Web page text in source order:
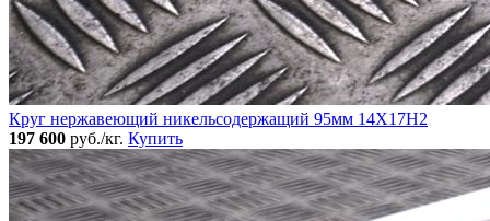
Круг нержавеющий никельсодержащий 95мм 14Х17Н2
197 600 руб./кг. Купить